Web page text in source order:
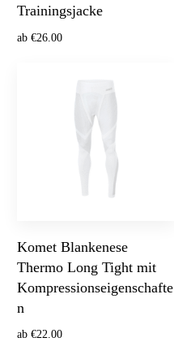
Trainingsjacke
ab€26.00
Komet Blankenese
Thermo Long Tight mit
Kompressionseigenschafte
n
ab€22.00